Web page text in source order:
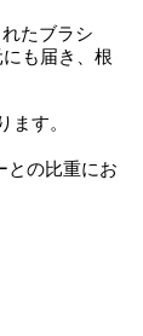
たブラシ
も届き、根
ます。
との比重にお